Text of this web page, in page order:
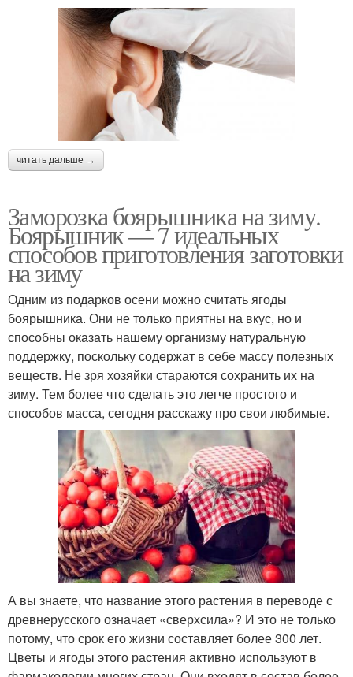
читать дальше →
Заморозка боярышника на зиму.
Боярышник — 7 идеальных
способов приготовления заготовки
на зиму
Одним из подарков осени можно считать ягоды
боярышника. Они не только приятны на вкус, но и
способны оказать нашему организму натуральную
поддержку, поскольку содержат в себе массу полезных
веществ. Не зря хозяйки стараются сохранить их на
зиму. Тем более что сделать это легче простого и
способов масса, сегодня расскажу про свои любимые.
А вы знаете, что название этого растения в переводе с
древнерусского означает «сверхсила»? И это не только
потому, что срок его жизни составляет более 300 лет.
Цветы и ягоды этого растения активно используют в